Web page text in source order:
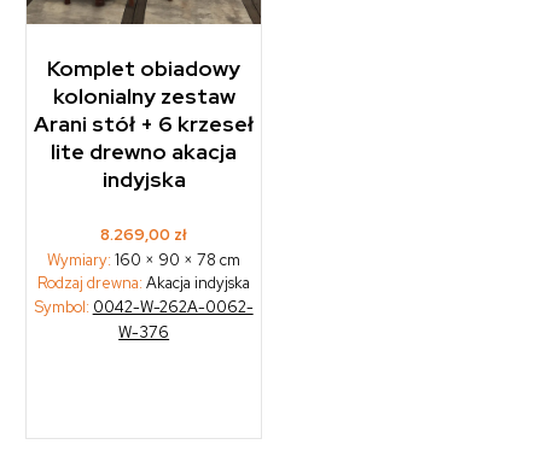
Komplet obiadowy
kolonialny zestaw
Arani stół + 6 krzeseł
lite drewno akacja
indyjska
8.269,00 zł
Wymiary:160 × 90 × 78 cm
Rodzaj drewna: Akacja indyjska
Symbol: 0042-W-262A-0062-
W-376